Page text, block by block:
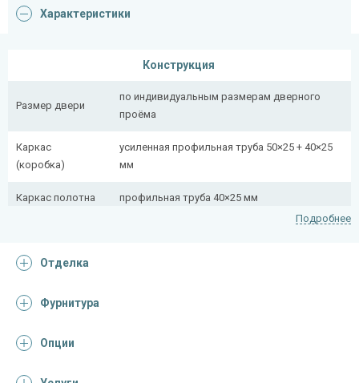
Характеристики
Конструкция
Размер двери
по индивидуальным размерам дверного
проёма
Каркас
(коробка)
усиленная профильная труба 50×25 + 40×25
мм
Каркас полотна профильная труба 40×25 мм
Притворная
Ребра жесткости
Подробнее
Отделка
Фурнитура
Опции